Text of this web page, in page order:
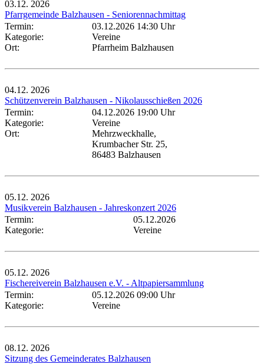
03.12. 2026
Pfarrgemeinde Balzhausen - Seniorennachmittag
Termin:
03.12.2026 14:30 Uhr
Kategorie:
Vereine
Ort:
Pfarrheim Balzhausen
04.12. 2026
Schützenverein Balzhausen - Nikolausschießen 2026
Termin:
04.12.2026 19:00 Uhr
Kategorie:
Vereine
Ort:
Mehrzweckhalle,
Krumbacher Str. 25,
86483 Balzhausen
05.12. 2026
Musikverein Balzhausen - Jahreskonzert 2026
Termin:
05.12.2026
Kategorie:
Vereine
05.12. 2026
Fischereiverein Balzhausen e.V. - Altpapiersammlung
Termin:
05.12.2026 09:00 Uhr
Kategorie:
Vereine
08.12. 2026
Sitzung des Gemeinderates Balzhausen